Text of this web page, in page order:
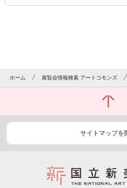
ホーム 展覧会情報検索 アートコモンズ
サイトマップを